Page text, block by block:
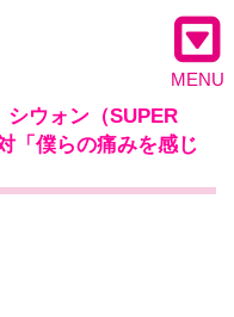
MENU
シウォン（SUPER
「僕らの痛みを感じ